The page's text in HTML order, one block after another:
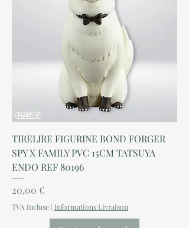
TIRELIRE FIGURINE BOND FORGER
SPY X FAMILY PVC 15CM TATSUYA
ENDO REF 80196
Prix
20,00 €
TVA Incluse | Informations Livraison